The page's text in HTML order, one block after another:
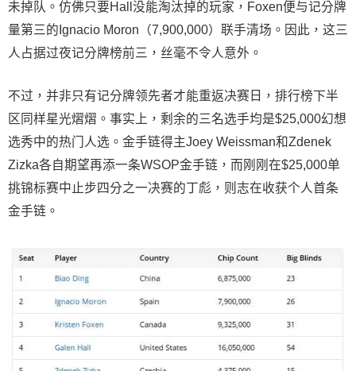
未掉队。仿佛只要Hall没能淘汰掉的玩家，Foxen便与记分牌
量第三的Ignacio Moron（7,900,000）联手清场。因此，这三
人占据过夜记分牌榜前三，丝毫不令人意外。
不过，并非只有记分牌领先者才能重返决赛日，排行榜下半
区同样星光熠熠。事实上，剩余的三名选手均是$25,000幻想
选秀中的热门人选。金手链得主Joey Weissman和Zdenek
Zizka各自期望再添一条WSOP金手链，而刚刚在$25,000单
挑锦标赛中止步四分之一决赛的丁彪，则志在收获个人首条
金手链。